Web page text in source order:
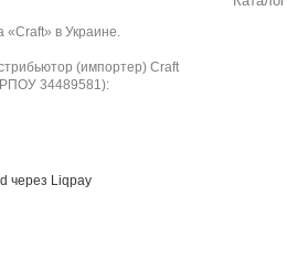
в Украине.
(импортер) Craft
34489581):